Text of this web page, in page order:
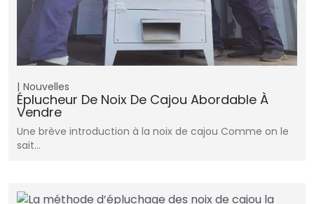
Nouvelles
Éplucheur De Noix De Cajou Abordable À
Vendre
Une brève introduction à la noix de cajou Comme on le
sait…